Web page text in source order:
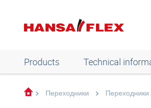
Products Technical
Переходники Переходники